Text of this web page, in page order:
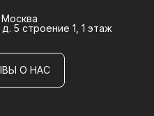
Москва
5 строение 1, 1 этаж
О НАС